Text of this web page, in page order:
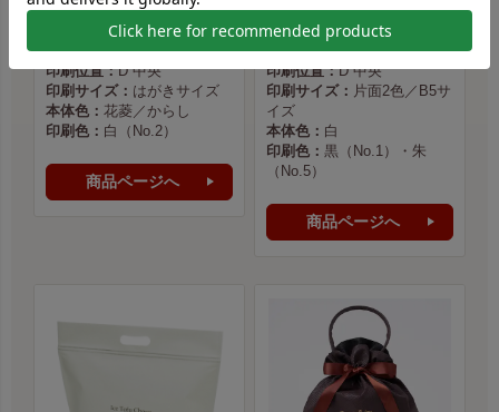
（一社）石巻圏観光推進機構様
印刷方法： シルク印刷（手
刷り）
印刷位置：D 中央
印刷サイズ： はがきサイズ
本体色： 花菱／からし
印刷色： 白（No.2）
商品ページへ
北川牛乳店 様
印刷方法：シルク印刷（手
刷り）
印刷位置：D 中央
印刷サイズ： 片面2色／B5サ
イズ
本体色： 白
印刷色： 黒（No.1）・朱
（No.5）
商品ページへ